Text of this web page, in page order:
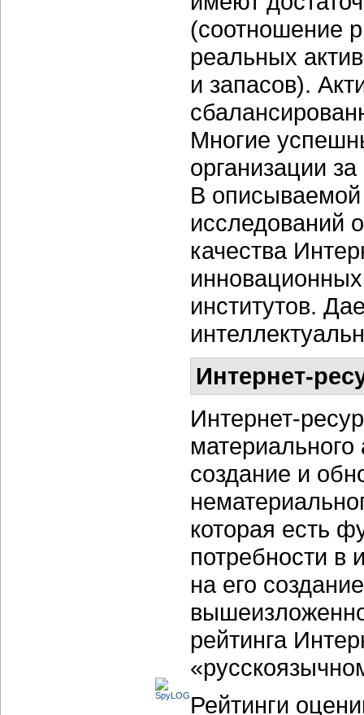
(соотношение
реальных
и запасов).
Многие
организации
В описываемой
исследований
качества
институтов.
Интернет-
Интернет-
создание и
которая есть
потребности в
на его
рейтинга
Рейтинги